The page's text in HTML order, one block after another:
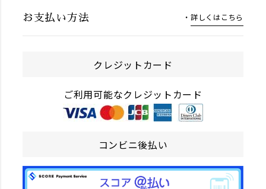
お支払い方法 詳しくはこちら
クレジットカード
ご利用可能なクレジットカード
コンビニ後払い